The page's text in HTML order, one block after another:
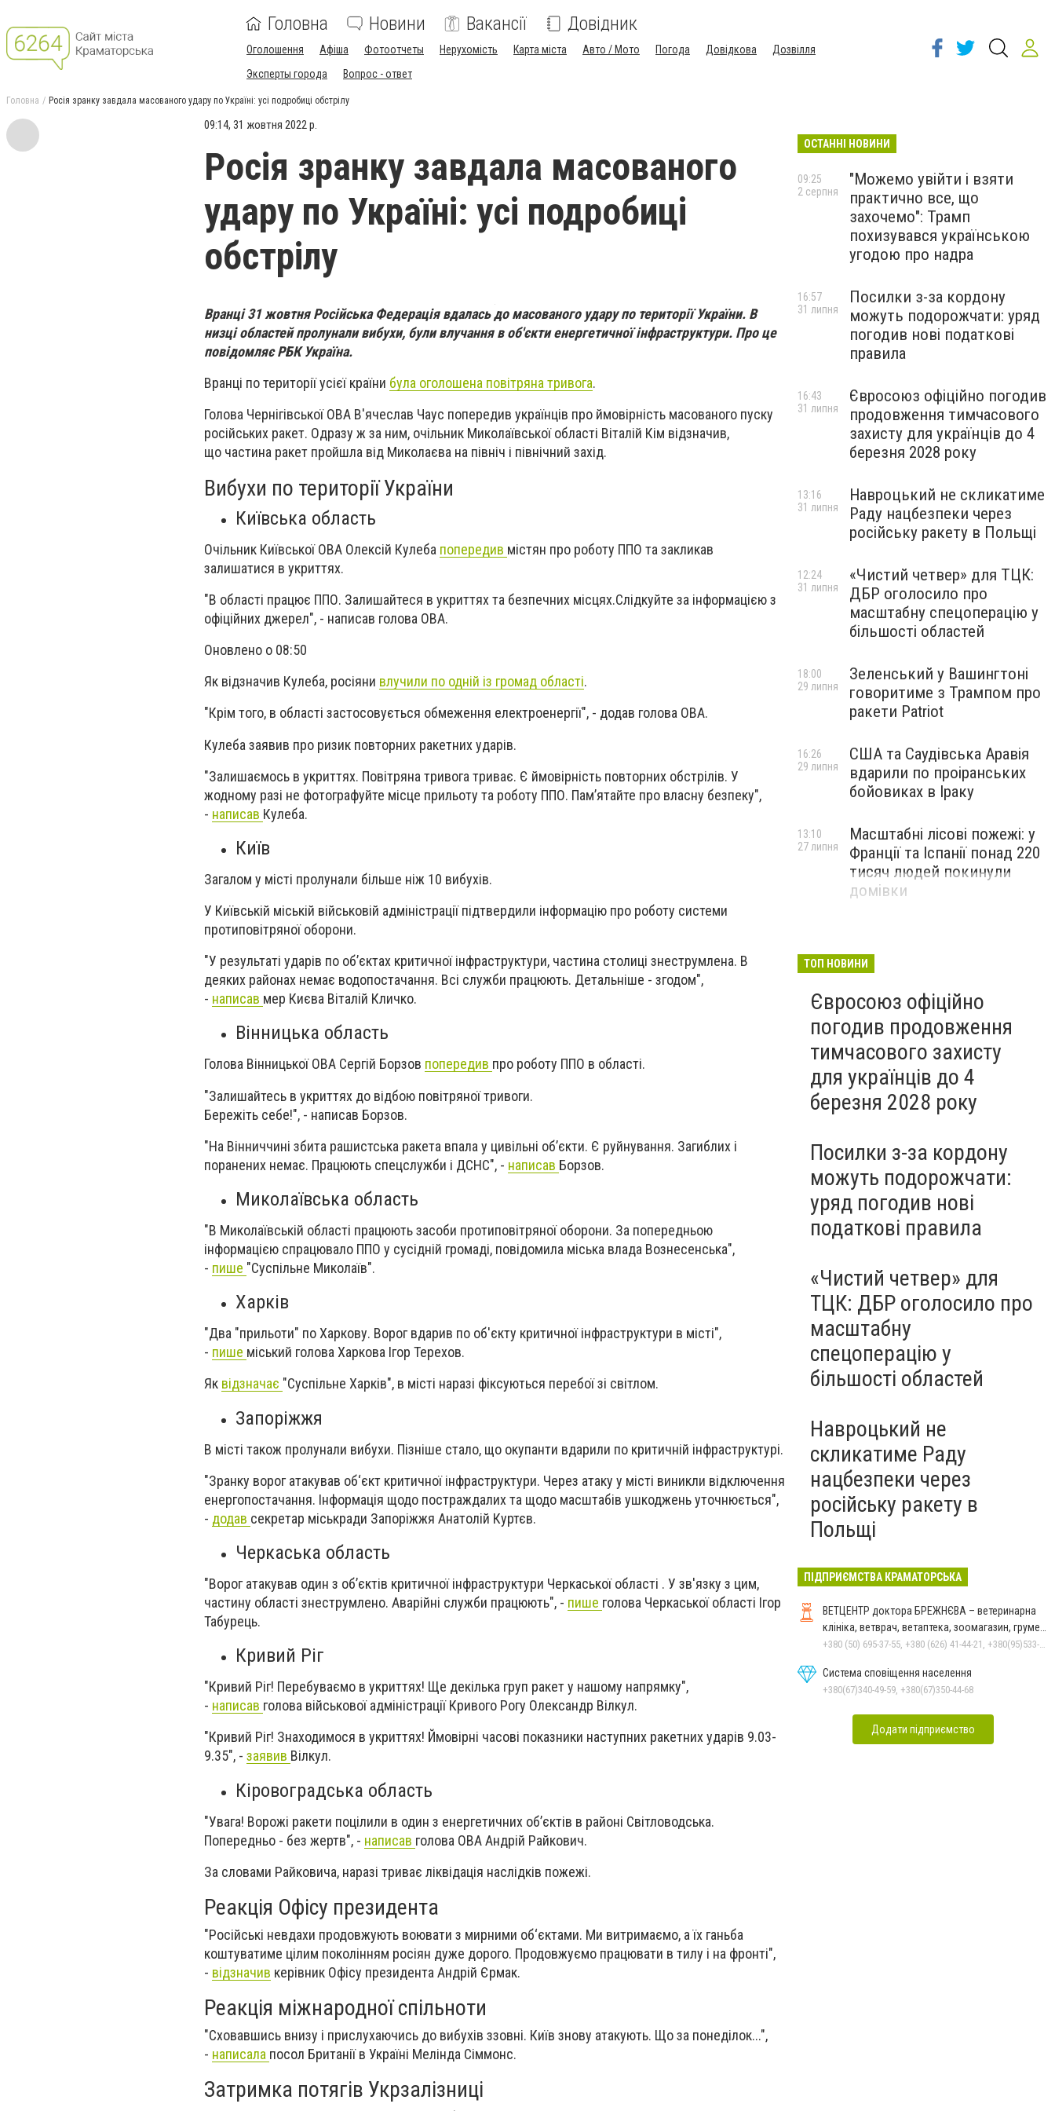
Головна Новини Вакансії Довідник
Оголошення Афіша Фотоотчеты Нерухомість Карта міста Авто / Мото Погода Довідкова
Дозвілля
Эксперты города
Вопрос - ответ
Головна Росія зранку завдала масованого удару по Україні: усі подробиці обстрілу
09:14, 31 жовтня 2022 р.
Росія зранку завдала масованого
удару по Україні: усі подробиці
обстрілу
Вранці 31 жовтня Російська Федерація вдалась до масованого удару по території України. В
низці областей пролунали вибухи, були влучання в об'єкти енергетичної інфраструктури. Про це
повідомляє РБК Україна.
Вранці по території усієї країни була оголошена повітряна тривога.
Голова Чернігівської ОВА В'ячеслав Чаус попередив українців про ймовірність масованого пуску
російських ракет. Одразу ж за ним, очільник Миколаївської області Віталій Кім відзначив,
що частина ракет пройшла від Миколаєва на північ і північний захід.
Вибухи по території України
Київська область
Очільник Київської ОВА Олексій Кулеба попередив містян про роботу ППО та закликав
залишатися в укриттях.
"В області працює ППО. Залишайтеся в укриттях та безпечних місцях.Слідкуйте за інформацією з
офіційних джерел", - написав голова ОВА.
Оновлено о 08:50
Як відзначив Кулеба, росіяни влучили по одній із громад області.
"Крім того, в області застосовується обмеження електроенергії", - додав голова ОВА.
Кулеба заявив про ризик повторних ракетних ударів.
"Залишаємось в укриттях. Повітряна тривога триває. Є ймовірність повторних обстрілів. У
жодному разі не фотографуйте місце прильоту та роботу ППО. Пам’ятайте про власну безпеку",
- написав Кулеба.
Київ
Загалом у місті пролунали більше ніж 10 вибухів.
У Київській міській військовій адміністрації підтвердили інформацію про роботу системи
протиповітряної оборони.
"У результаті ударів по об’єктах критичної інфраструктури, частина столиці знеструмлена. В
деяких районах немає водопостачання. Всі служби працюють. Детальніше - згодом",
- написав мер Києва Віталій Кличко.
Вінницька область
Голова Вінницької ОВА Сергій Борзов попередив про роботу ППО в області.
"Залишайтесь в укриттях до відбою повітряної тривоги.
Бережіть себе!", - написав Борзов.
"На Вінниччині збита рашистська ракета впала у цивільні об’єкти. Є руйнування. Загиблих і
поранених немає. Працюють спецслужби і ДСНС", - написав Борзов.
Миколаївська область
"В Миколаївській області працюють засоби протиповітряної оборони. За попередньою
інформацією спрацювало ППО у сусідній громаді, повідомила міська влада Вознесенська",
- пише "Суспільне Миколаїв".
Харків
"Два "прильоти" по Харкову. Ворог вдарив по об'єкту критичної інфраструктури в місті",
- пише міський голова Харкова Ігор Терехов.
Як відзначає "Суспільне Харків", в місті наразі фіксуються перебої зі світлом.
Запоріжжя
В місті також пролунали вибухи. Пізніше стало, що окупанти вдарили по критичній інфраструктурі.
"Зранку ворог атакував об‘єкт критичної інфраструктури. Через атаку у місті виникли відключення
енергопостачання. Інформація щодо постраждалих та щодо масштабів ушкоджень уточнюється",
- додав секретар міськради Запоріжжя Анатолій Куртєв.
Черкаська область
"Ворог атакував один з об’єктів критичної інфраструктури Черкаської області . У зв'язку з цим,
частину області знеструмлено. Аварійні служби працюють", - пише голова Черкаської області Ігор
Табурець.
Кривий Ріг
"Кривий Ріг! Перебуваємо в укриттях! Ще декілька груп ракет у нашому напрямку",
- написав голова військової адміністрації Кривого Рогу Олександр Вілкул.
"Кривий Ріг! Знаходимося в укриттях! Ймовірні часові показники наступних ракетних ударів 9.03-
9.35", - заявив Вілкул.
Кіровоградська область
"Увага! Ворожі ракети поцілили в один з енергетичних об’єктів в районі Світловодська.
Попередньо - без жертв", - написав голова ОВА Андрій Райкович.
За словами Райковича, наразі триває ліквідація наслідків пожежі.
Реакція Офісу президента
"Російські невдахи продовжують воювати з мирними об‘єктами. Ми витримаємо, а їх ганьба
коштуватиме цілим поколінням росіян дуже дорого. Продовжуємо працювати в тилу і на фронті",
- відзначив керівник Офісу президента Андрій Єрмак.
Реакція міжнародної спільноти
"Сховавшись внизу і прислухаючись до вибухів ззовні. Київ знову атакують. Що за понеділок...",
- написала посол Британії в Україні Мелінда Сіммонс.
Затримка потягів Укрзалізниці
ОСТАННІ НОВИНИ
"Можемо увійти і взяти
практично все, що
захочемо": Трамп
похизувався українською
угодою про надра
09:25
2 серпня
Посилки з-за кордону
можуть подорожчати: уряд
погодив нові податкові
правила
16:57
31 липня
Євросоюз офіційно погодив
продовження тимчасового
захисту для українців до 4
березня 2028 року
16:43
31 липня
Навроцький не скликатиме
Раду нацбезпеки через
російську ракету в Польщі
13:16
31 липня
«Чистий четвер» для ТЦК:
ДБР оголосило про
масштабну спецоперацію у
більшості областей
12:24
31 липня
Зеленський у Вашингтоні
говоритиме з Трампом про
ракети Patriot
18:00
29 липня
США та Саудівська Аравія
вдарили по проіранських
бойовиках в Іраку
16:26
29 липня
Масштабні лісові пожежі: у
Франції та Іспанії понад 220
тисяч людей покинули
домівки
13:10
27 липня
ТОП НОВИНИ
Євросоюз офіційно
погодив продовження
тимчасового захисту
для українців до 4
березня 2028 року
Посилки з-за кордону
можуть подорожчати:
уряд погодив нові
податкові правила
«Чистий четвер» для
ТЦК: ДБР оголосило про
масштабну
спецоперацію у
більшості областей
Навроцький не
скликатиме Раду
нацбезпеки через
російську ракету в
Польщі
ПІДПРИЄМСТВА КРАМАТОРСЬКА
ВЕТЦЕНТР доктора БРЕЖНЄВА – ветеринарна
клініка, ветврач, ветаптека, зоомагазин, грумер,
стрижки.
+380 (50) 695-37-55, +380 (626) 41-44-21, +380(95)533-90-03
Система сповіщення населення
+380(67)340-49-59, +380(67)350-44-68
Додати підприємство